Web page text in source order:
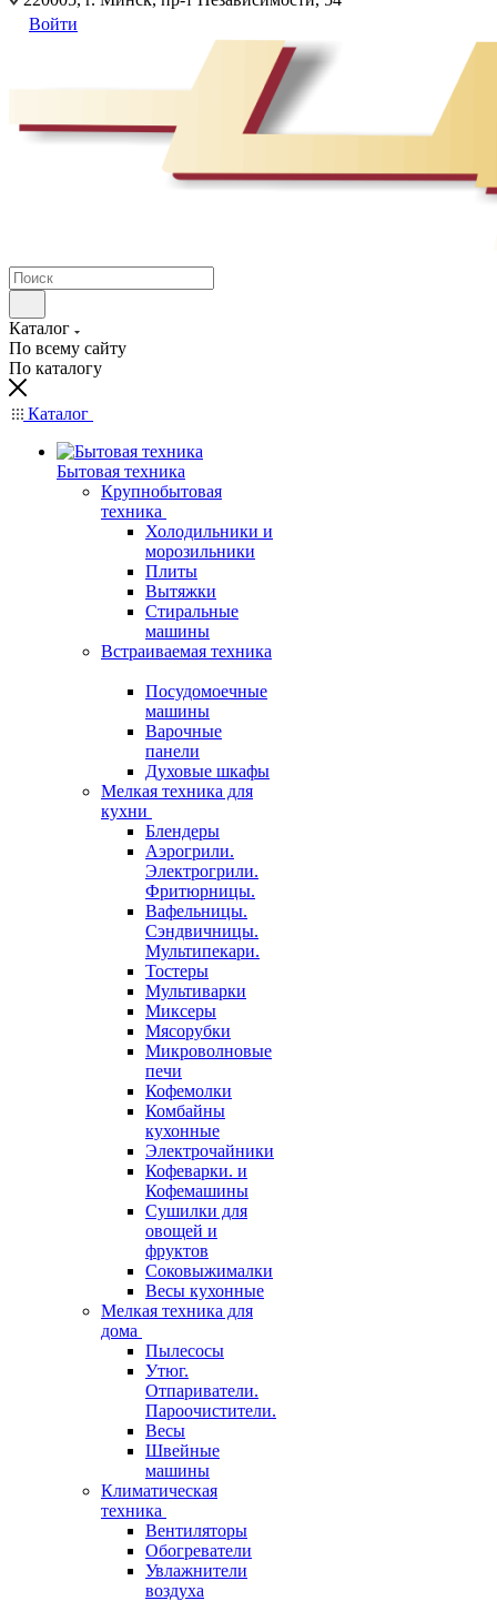
Войти
Каталог
По всему сайту
По каталогу
Каталог
Бытовая техника
Крупнобытовая
техника
Холодильники и
морозильники
Плиты
Вытяжки
Стиральные
машины
Встраиваемая техника
Посудомоечные
машины
Варочные
панели
Духовые шкафы
Мелкая техника для
кухни
Блендеры
Аэрогрили.
Электрогрили.
Фритюрницы.
Вафельницы.
Сэндвичницы.
Мультипекари.
Тостеры
Мультиварки
Миксеры
Мясорубки
Микроволновые
печи
Кофемолки
Комбайны
кухонные
Электрочайники
Кофеварки. и
Кофемашины
Сушилки для
овощей и
фруктов
Соковыжималки
Весы кухонные
Мелкая техника для
дома
Пылесосы
Утюг.
Отпариватели.
Пароочистители.
Весы
Швейные
машины
Климатическая
техника
Вентиляторы
Обогреватели
Увлажнители
воздуха